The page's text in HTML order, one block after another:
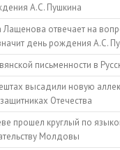
А.С. Пушкина
отвечает на
день рождения А.С.
письменности в
высадили новую
Отечества
прошел круглый по
Молдовы